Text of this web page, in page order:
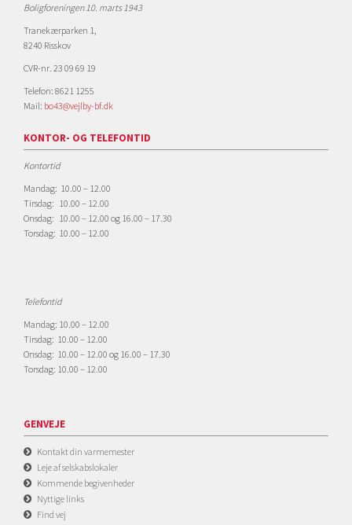
Boligforeningen 10. marts 1943
Tranekærparken 1,
8240 Risskov
CVR-nr. 23 09 69 19
Telefon: 8621 1255
Mail: bo43@vejlby-bf.dk
KONTOR- OG TELEFONTID
Kontortid
Mandag: 10.00 – 12.00
Tirsdag: 10.00 – 12.00
Onsdag: 10.00 – 12.00 og 16.00 – 17.30
Torsdag: 10.00 – 12.00
Telefontid
Mandag: 10.00 – 12.00
Tirsdag: 10.00 – 12.00
Onsdag: 10.00 – 12.00 og 16.00 – 17.30
Torsdag: 10.00 – 12.00
GENVEJE
Kontakt din varmemester
Leje af selskabslokaler
Kommende begivenheder
Nyttige links
Find vej